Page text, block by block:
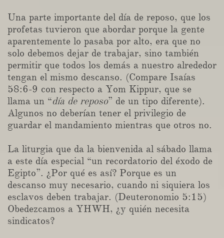
Una parte importante del día de reposo, que los
profetas tuvieron que abordar porque la gente
aparentemente lo pasaba por alto, era que no
solo debemos dejar de trabajar, sino también
permitir que todos los demás a nuestro alrededor
tengan el mismo descanso. (Compare Isaías
58:6-9 con respecto a Yom Kippur, que se
llama un “día de reposo” de un tipo diferente).
Algunos no deberían tener el privilegio de
guardar el mandamiento mientras que otros no.
La liturgia que da la bienvenida al sábado llama
a este día especial “un recordatorio del éxodo de
Egipto”. ¿Por qué es así? Porque es un
descanso muy necesario, cuando ni siquiera los
esclavos deben trabajar. (Deuteronomio 5:15)
Obedezcamos a YHWH, ¿y quién necesita
sindicatos?